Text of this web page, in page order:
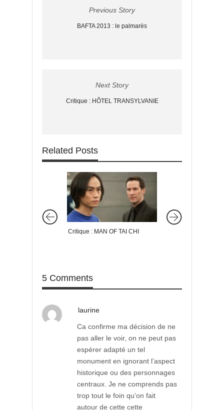
Previous Story
BAFTA 2013 : le palmarès
Next Story
Critique : HÔTEL TRANSYLVANIE
Related Posts
Critique : MAN OF TAI CHI
5 Comments
laurine
Ca confirme ma décision de ne
pas aller le voir, on ne peut pas
espérer adapté un tel
monument en ignorant l’aspect
historique ou des personnages
centraux. Je ne comprends pas
trop tout le foin qu’on fait
autour de cette cette